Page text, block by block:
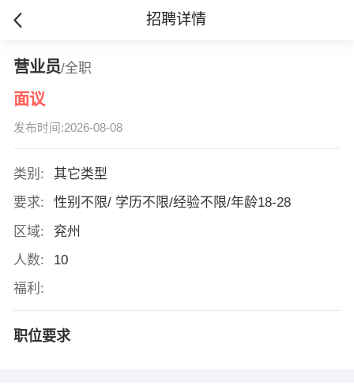
招聘详情
营业员/全职
面议
发布时间:2026-08-08
类别:
其它类型
要求:
性别不限/ 学历不限/经验不限/年龄18-28
区域:
兖州
人数:
10
福利:
职位要求